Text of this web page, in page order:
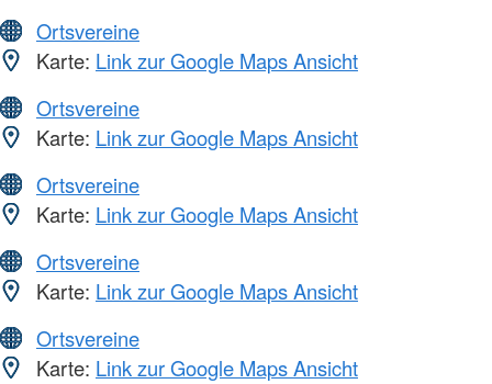
Ortsvereine
Karte: Link zur Google Maps Ansicht
Ortsvereine
Karte: Link zur Google Maps Ansicht
Ortsvereine
Karte: Link zur Google Maps Ansicht
Ortsvereine
Karte: Link zur Google Maps Ansicht
Ortsvereine
Karte: Link zur Google Maps Ansicht